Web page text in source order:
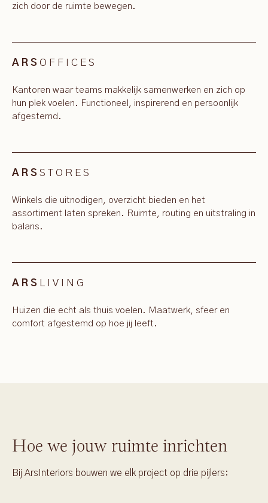
zich door de ruimte bewegen.
ARS OFFICES
Kantoren waar teams makkelijk samenwerken en zich op
hun plek voelen. Functioneel, inspirerend en persoonlijk
afgestemd.
ARS STORES
Winkels die uitnodigen, overzicht bieden en het
assortiment laten spreken. Ruimte, routing en uitstraling in
balans.
ARS LIVING
Huizen die echt als thuis voelen. Maatwerk, sfeer en
comfort afgestemd op hoe jij leeft.
Hoe we jouw ruimte inrichten
Bij ArsInteriors bouwen we elk project op drie pijlers: